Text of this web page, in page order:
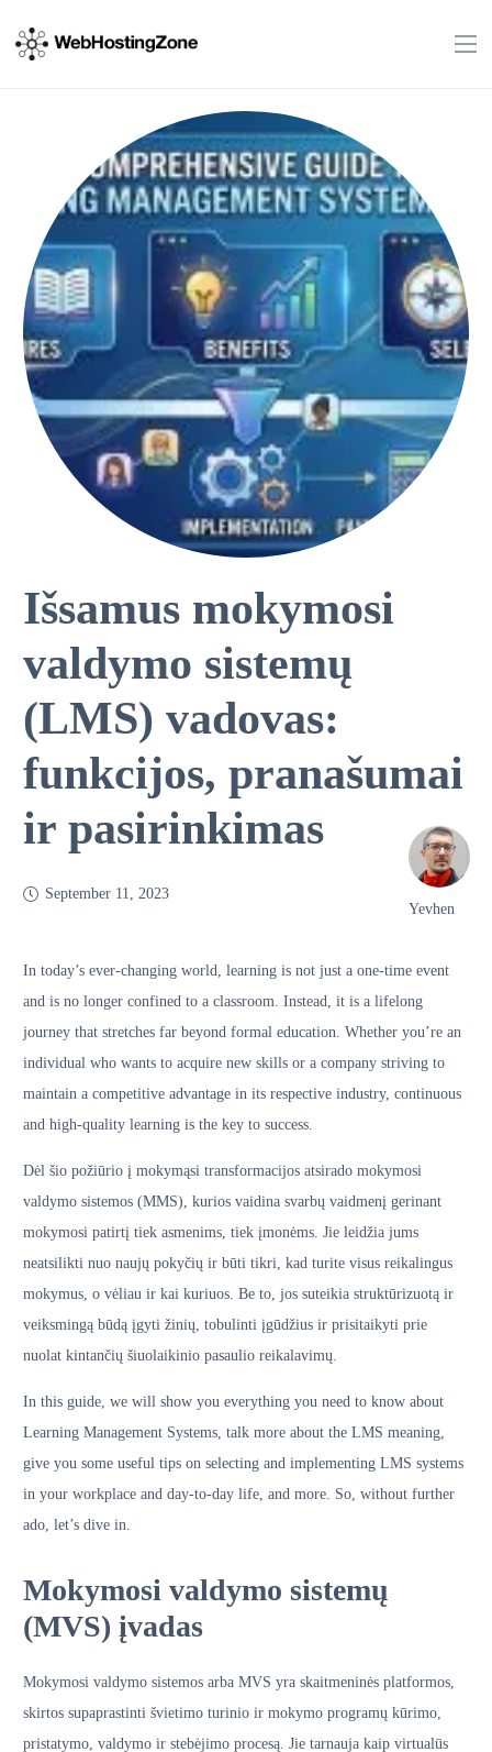
Išsamus mokymosi
valdymo sistemų
(LMS) vadovas:
funkcijos, pranašumai
ir pasirinkimas
September 11, 2023
Yevhen
In today’s ever-changing world, learning is not just a one-time event
and is no longer confined to a classroom. Instead, it is a lifelong
journey that stretches far beyond formal education. Whether you’re an
individual who wants to acquire new skills or a company striving to
maintain a competitive advantage in its respective industry, continuous
and high-quality learning is the key to success.
Dėl šio požiūrio į mokymąsi transformacijos atsirado mokymosi
valdymo sistemos (MMS), kurios vaidina svarbų vaidmenį gerinant
mokymosi patirtį tiek asmenims, tiek įmonėms. Jie leidžia jums
neatsilikti nuo naujų pokyčių ir būti tikri, kad turite visus reikalingus
mokymus, o vėliau ir kai kuriuos. Be to, jos suteikia struktūrizuotą ir
veiksmingą būdą įgyti žinių, tobulinti įgūdžius ir prisitaikyti prie
nuolat kintančių šiuolaikinio pasaulio reikalavimų.
In this guide, we will show you everything you need to know about
Learning Management Systems, talk more about the LMS meaning,
give you some useful tips on selecting and implementing LMS systems
in your workplace and day-to-day life, and more. So, without further
ado, let’s dive in.
Mokymosi valdymo sistemų
(MVS) įvadas
Mokymosi valdymo sistemos arba MVS yra skaitmeninės platformos,
skirtos supaprastinti švietimo turinio ir mokymo programų kūrimo,
pristatymo, valdymo ir stebėjimo procesą. Jie tarnauja kaip virtualūs